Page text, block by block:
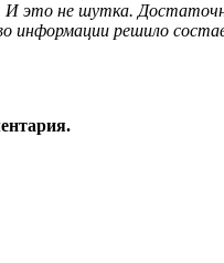
это не шутка.
информации решило